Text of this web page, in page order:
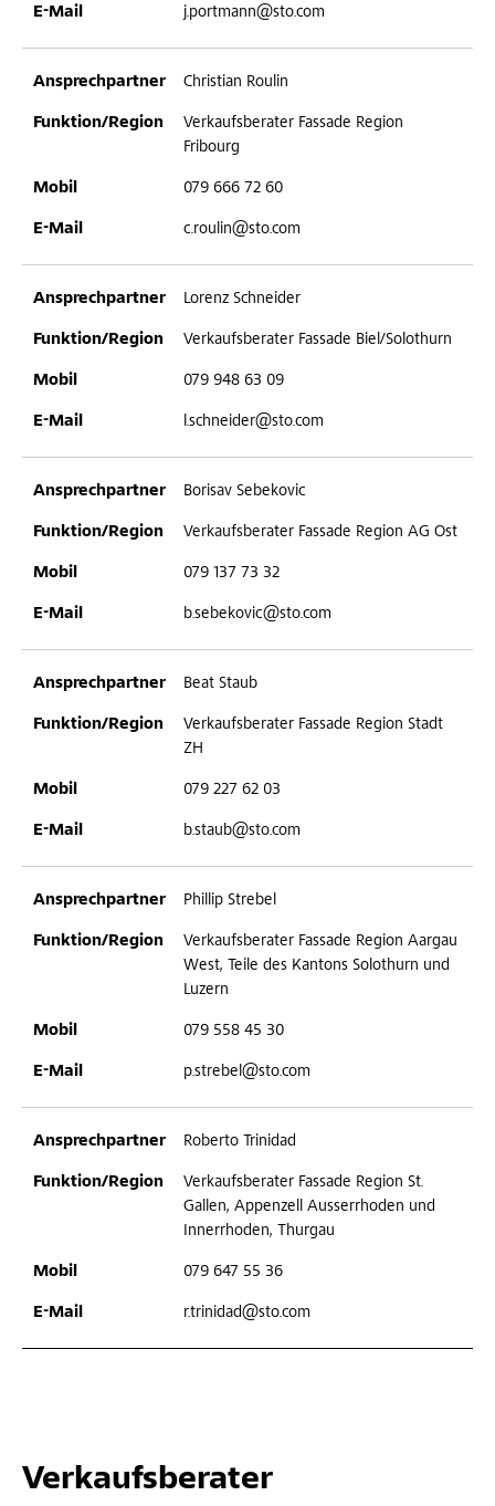
j.portmann@sto.com
Christian Roulin
Verkaufsberater Fassade Region
Fribourg
079 666 72 60
c.roulin@sto.com
Lorenz Schneider
Verkaufsberater Fassade Biel/Solothurn
079 948 63 09
l.schneider@sto.com
Borisav Sebekovic
Verkaufsberater Fassade Region AG Ost
079 137 73 32
b.sebekovic@sto.com
Beat Staub
Verkaufsberater Fassade Region Stadt
ZH
079 227 62 03
b.staub@sto.com
Phillip Strebel
Verkaufsberater Fassade Region Aargau
West, Teile des Kantons Solothurn und
Luzern
079 558 45 30
p.strebel@sto.com
Roberto Trinidad
Verkaufsberater Fassade Region St.
Gallen, Appenzell Ausserrhoden und
Innerrhoden, Thurgau
079 647 55 36
r.trinidad@sto.com
Verkaufsberater